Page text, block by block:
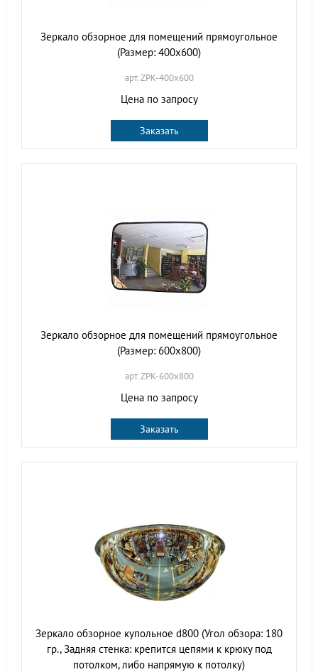
Зеркало обзорное для помещений прямоугольное
(Размер: 400х600)
арт. ZPK-400х600
Цена по запросу
Заказать
Зеркало обзорное для помещений прямоугольное
(Размер: 600х800)
арт. ZPK-600х800
Цена по запросу
Заказать
Зеркало обзорное купольное d800 (Угол обзора: 180
гр., Задняя стенка: крепится цепями к крюку под
потолком, либо напрямую к потолку)